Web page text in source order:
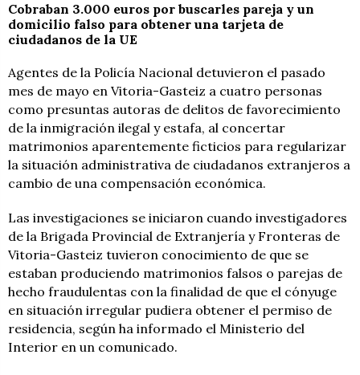
Cobraban 3.000 euros por buscarles pareja y un
domicilio falso para obtener una tarjeta de
ciudadanos de la UE
Agentes de la Policía Nacional detuvieron el pasado
mes de mayo en Vitoria-Gasteiz a cuatro personas
como presuntas autoras de delitos de favorecimiento
de la inmigración ilegal y estafa, al concertar
matrimonios aparentemente ficticios para regularizar
la situación administrativa de ciudadanos extranjeros a
cambio de una compensación económica.
Las investigaciones se iniciaron cuando investigadores
de la Brigada Provincial de Extranjería y Fronteras de
Vitoria-Gasteiz tuvieron conocimiento de que se
estaban produciendo matrimonios falsos o parejas de
hecho fraudulentas con la finalidad de que el cónyuge
en situación irregular pudiera obtener el permiso de
residencia, según ha informado el Ministerio del
Interior en un comunicado.